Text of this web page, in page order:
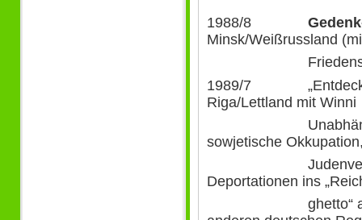
1988/8
Minsk/Weißrussland
Friedens-AG
1989/7
Riga/Lettland mit Winni
sowjetische
Deportationen ins
ghetto“ aus